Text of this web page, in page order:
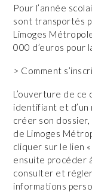
Pour l’année
sont transportés
Limoges
000 d’euros pour
> Comment
L’ouverture de ce
identifiant et d’un
créer son
de Limoges
cliquer sur le lien
ensuite procéder
consulter et
informations